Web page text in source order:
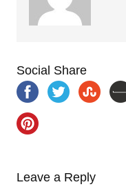
Social Share
Leave a Reply